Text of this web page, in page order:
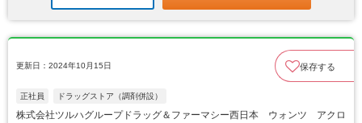
更新日：2024年10月15日 保存する
正社員 ドラッグストア（調剤併設）
株式会社ツルハグループドラッグ＆ファーマシー西日本 ウォンツ アクロ